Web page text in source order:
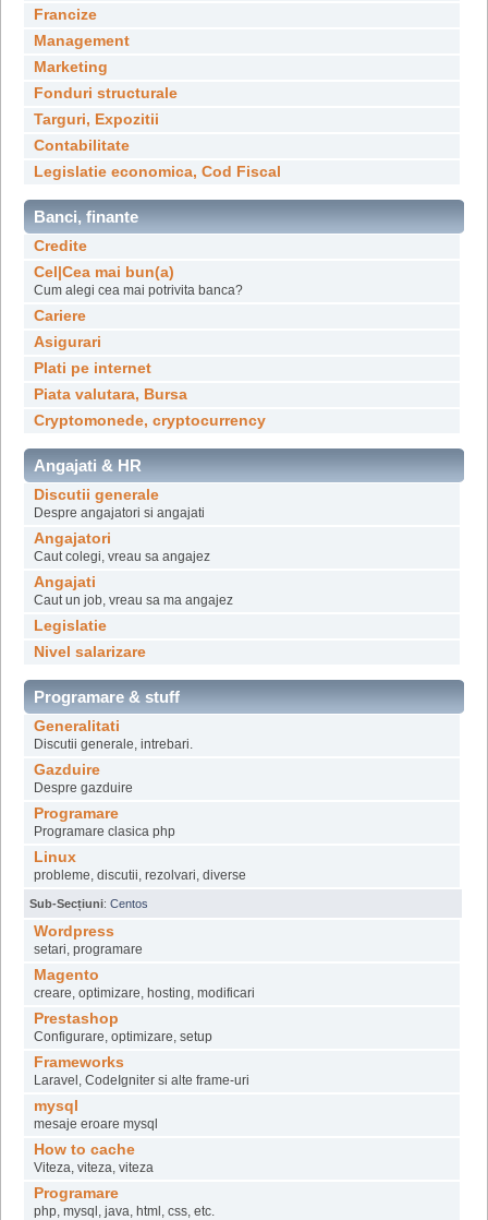
Francize
Management
Marketing
Fonduri structurale
Targuri, Expozitii
Contabilitate
Legislatie economica, Cod Fiscal
Banci, finante
Credite
Cel|Cea mai bun(a)
Cum alegi cea mai potrivita banca?
Cariere
Asigurari
Plati pe internet
Piata valutara, Bursa
Cryptomonede, cryptocurrency
Angajati & HR
Discutii generale
Despre angajatori si angajati
Angajatori
Caut colegi, vreau sa angajez
Angajati
Caut un job, vreau sa ma angajez
Legislatie
Nivel salarizare
Programare & stuff
Generalitati
Discutii generale, intrebari.
Gazduire
Despre gazduire
Programare
Programare clasica php
Linux
probleme, discutii, rezolvari, diverse
Sub-Secțiuni: Centos
Wordpress
setari, programare
Magento
creare, optimizare, hosting, modificari
Prestashop
Configurare, optimizare, setup
Frameworks
Laravel, CodeIgniter si alte frame-uri
mysql
mesaje eroare mysql
How to cache
Viteza, viteza, viteza
Programare
php, mysql, java, html, css, etc.